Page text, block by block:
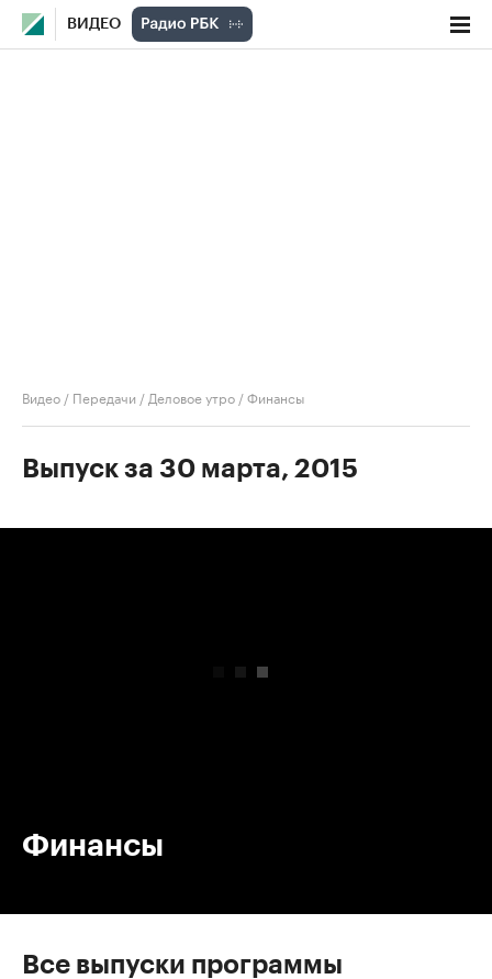
ВИДЕО
Видео / Передачи / Деловое утро /Финансы
Выпуск за 30 марта, 2015
Финансы
Все выпуски программы